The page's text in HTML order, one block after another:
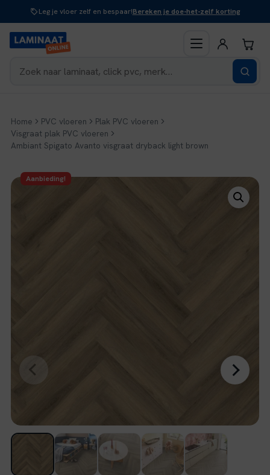
inhoud
Leg je vloer zelf en bespaar!Bereken je doe-het-zelf korting
Home PVC vloeren
Plak PVC vloeren
Visgraat plak PVC vloeren
Ambiant Spigato Avanto visgraat dryback light brown
Aanbieding!